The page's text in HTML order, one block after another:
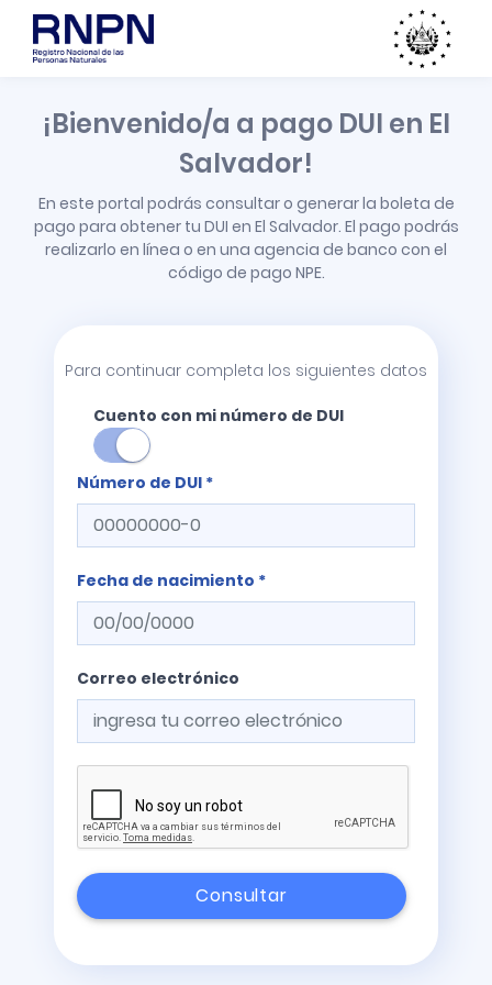
¡Bienvenido/a a pago DUI en El
Salvador!
En este portal podrás consultar o generar la boleta de
pago para obtener tu DUI en El Salvador. El pago podrás
realizarlo en línea o en una agencia de banco con el
código de pago NPE.
Para continuar completa los siguientes datos
Cuento con mi número de DUI
Número de DUI *
Fecha de nacimiento *
Correo electrónico